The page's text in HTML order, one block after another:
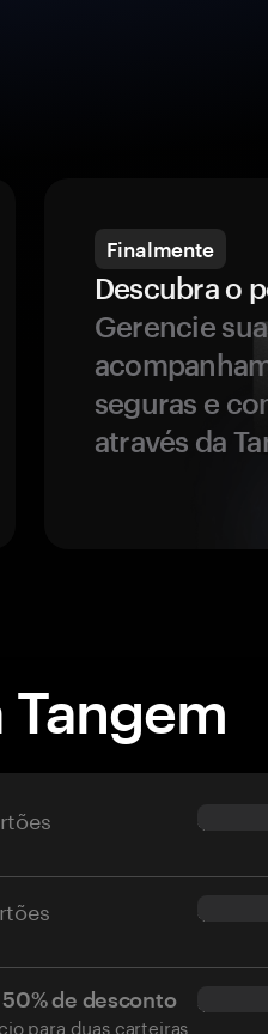
Finalmente
Descubra o
Gerencie
seguras e
através da
$69.90
$54.90
de desconto
para duas carteiras
$34.95